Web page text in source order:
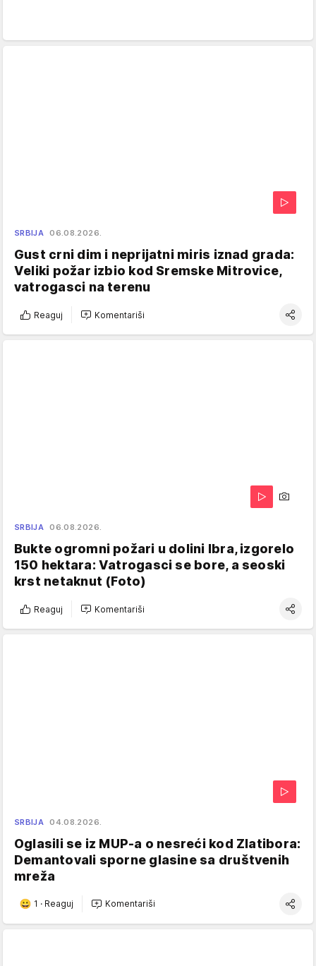
SRBIJA 06.08.2026.
Gust crni dim i neprijatni miris iznad grada:
Veliki požar izbio kod Sremske Mitrovice,
vatrogasci na terenu
Reaguj Komentariši
SRBIJA 06.08.2026.
Bukte ogromni požari u dolini Ibra, izgorelo
150 hektara: Vatrogasci se bore, a seoski
krst netaknut (Foto)
Reaguj Komentariši
SRBIJA 04.08.2026.
Oglasili se iz MUP-a o nesreći kod Zlatibora:
Demantovali sporne glasine sa društvenih
mreža
1 · Reaguj Komentariši